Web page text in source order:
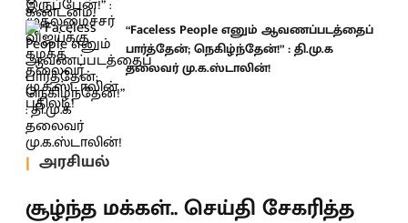
“Faceless People எனும் ஆவணப்படத்தைப்
பார்த்தேன்; நெகிழ்ந்தேன்!” : தி.மு.க
தலைவர் மு.க.ஸ்டாலின்!
அரசியல்
சூழ்ந்த மக்கள்.. செய்தி சேகரித்த